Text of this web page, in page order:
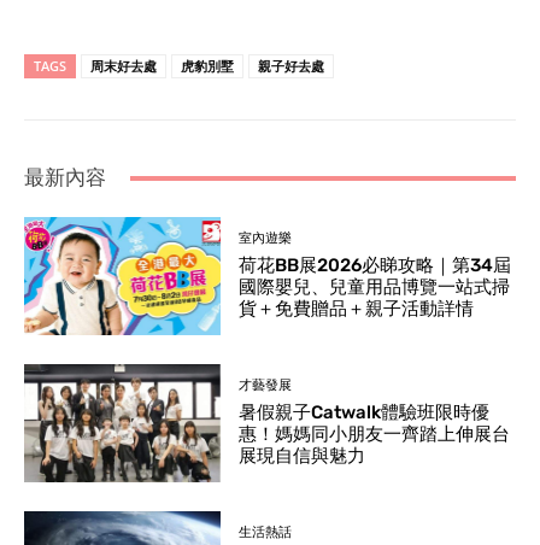
TAGS 周末好去處 虎豹別墅 親子好去處
最新內容
室內遊樂
荷花BB展2026必睇攻略｜第34屆
國際嬰兒、兒童用品博覽一站式掃
貨＋免費贈品＋親子活動詳情
才藝發展
暑假親子Catwalk體驗班限時優
惠！媽媽同小朋友一齊踏上伸展台
展現自信與魅力
生活熱話